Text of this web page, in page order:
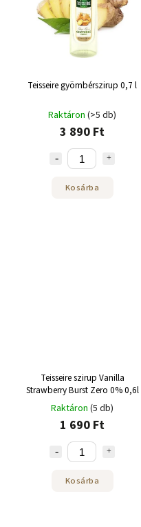
Teisseire gyömbérszirup 0,7 l
Raktáron (>5 db)
3 890 Ft
Kosárba
Teisseire szirup Vanilla
Strawberry Burst Zero 0% 0,6l
Raktáron (5 db)
1 690 Ft
Kosárba